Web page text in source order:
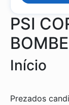
PSI
Início
Prezados